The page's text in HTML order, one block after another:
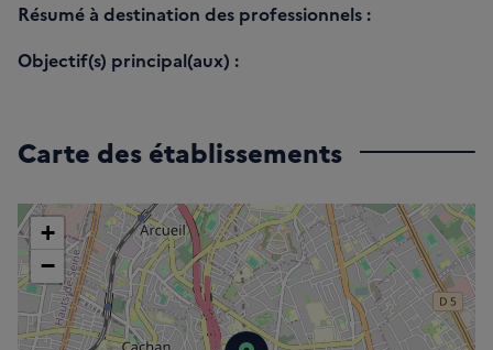
Résumé à destination des professionnels :
Objectif(s) principal(aux) :
Carte des établissements
+
−